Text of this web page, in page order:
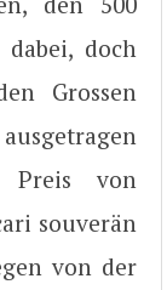
doch
Grossen
Preis von
souverän
von der